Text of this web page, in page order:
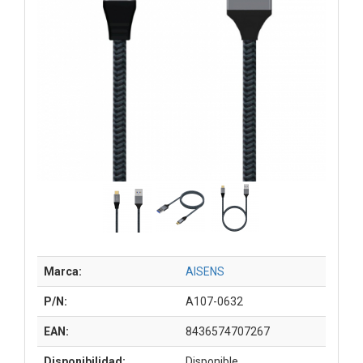
Marca: AISENS
P/N: A107-0632
EAN: 8436574707267